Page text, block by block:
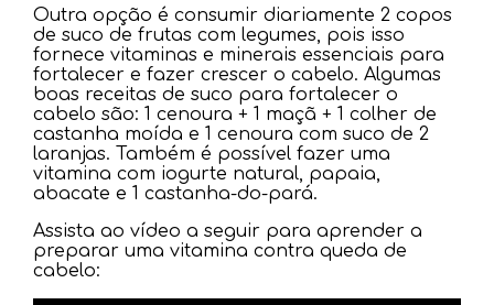
Outra opção é consumir diariamente 2 copos
de suco de frutas com legumes, pois isso
fornece vitaminas e minerais essenciais para
fortalecer e fazer crescer o cabelo. Algumas
boas receitas de suco para fortalecer o
cabelo são: 1 cenoura + 1 maçã + 1 colher de
castanha moída e 1 cenoura com suco de 2
laranjas. Também é possível fazer uma
vitamina com iogurte natural, papaia,
abacate e 1 castanha-do-pará.
Assista ao vídeo a seguir para aprender a
preparar uma vitamina contra queda de
cabelo: